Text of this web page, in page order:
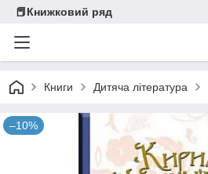
📕Книжковий ряд
Книги Дитяча література
–10%